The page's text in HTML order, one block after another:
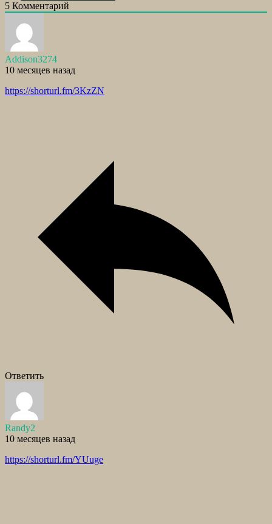
5 Комментарий
Addison3274
10 месяцев назад
https://shorturl.fm/3KzZN
Ответить
Randy2
10 месяцев назад
https://shorturl.fm/YUuge